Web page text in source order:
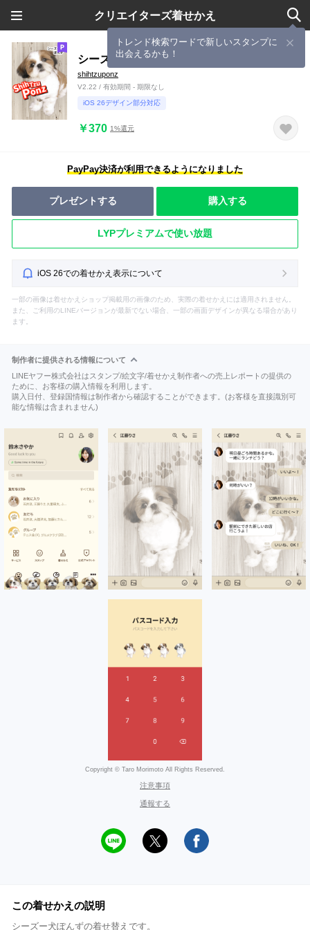
クリエイターズ着せかえ
トレンド検索ワードで新しいスタンプに
出会えるかも！
シーズー犬ぽんず
shihtzuponz
V2.22 / 有効期間 - 期限なし
iOS 26デザイン部分対応
￥370 1%還元
PayPay決済が利用できるようになりました
プレゼントする 購入する
LYPプレミアムで使い放題
iOS 26での着せかえ表示について
一部の画像は着せかえショップ掲載用の画像のため、実際の着せかえには適用されません。
また、ご利用のLINEバージョンが最新でない場合、一部の画面デザインが異なる場合があり
ます。
制作者に提供される情報について
LINEヤフー株式会社はスタンプ/絵文字/着せかえ制作者への売上レポートの提供の
ために、お客様の購入情報を利用します。
購入日付、登録国情報は制作者から確認することができます。(お客様を直接識別可
能な情報は含まれません)
Copyright © Taro Morimoto All Rights Reserved.
注意事項
通報する
この着せかえの説明
シーズー犬ぽんずの着せ替えです。